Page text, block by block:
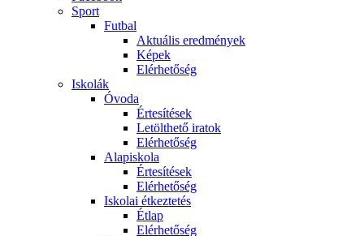
Sport
Futbal
Aktuális eredmények
Képek
Elérhetőség
Iskolák
Óvoda
Értesítések
Letölthető iratok
Elérhetőség
Alapiskola
Értesítések
Elérhetőség
Iskolai étkeztetés
Étlap
Elérhetőség